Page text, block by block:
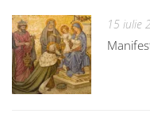
15 iulie